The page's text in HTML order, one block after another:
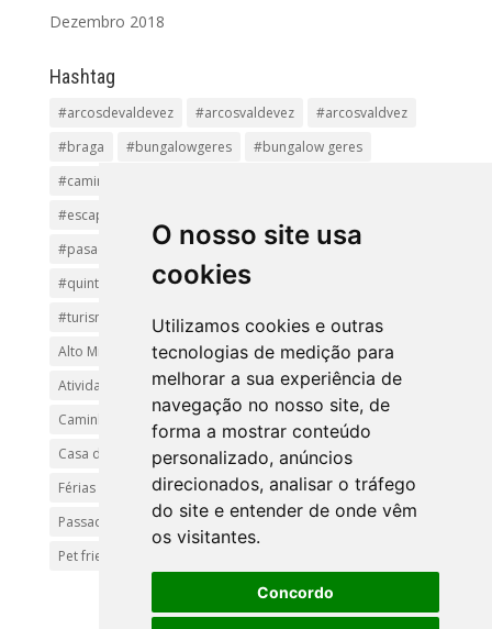
O nosso site usa
cookies
Utilizamos cookies e outras
tecnologias de medição para
melhorar a sua experiência de
navegação no nosso site, de
forma a mostrar conteúdo
personalizado, anúncios
direcionados, analisar o tráfego
do site e entender de onde vêm
os visitantes.
Concordo
Dezembro 2018
Hashtag
#arcosdevaldevez #arcosvaldevez
#arcosvaldvez
#braga
#bungalowgeres
#bungalow geres
#caminhadas
#escapadinha
#pasadiços
#passadiçosdovez
#penedageres
#quintalamosa
#religião
#turismoreligioso
#turismorural
#vianadocastelo
Alto Minho
Arcos de Valdevez.
Arcos Valdevez
Atividades e Passeios
aventura
Caminhadas e Passeio
Caminho de Santiago
Caminho Minhoto Ribeiro
Casa da Arvore
casa de feria geres
ferias
Férias Geres
Minho
Parque Nacional da Peneda-Gerês
Passadiços do Sistelo
passeios
Peregrinação
Pet friendly